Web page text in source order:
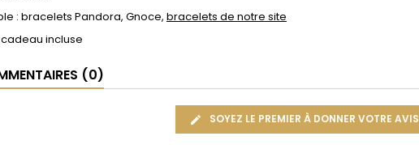
: bracelets Pandora, Gnoce, bracelets de notre site
incluse
(0)
SOYEZ LE PREMIER À DONNER VOTRE AVIS